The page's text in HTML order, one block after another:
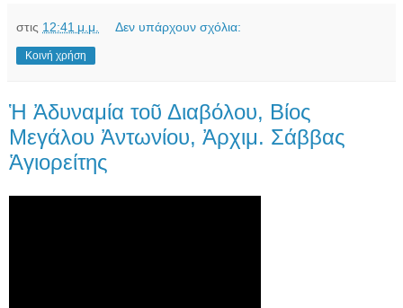
στις 12:41 μ.μ. Δεν υπάρχουν σχόλια:
Κοινή χρήση
Ἡ Ἀδυναμία τοῦ Διαβόλου, Βίος
Μεγάλου Ἀντωνίου, Ἀρχιμ. Σάββας
Ἁγιορείτης